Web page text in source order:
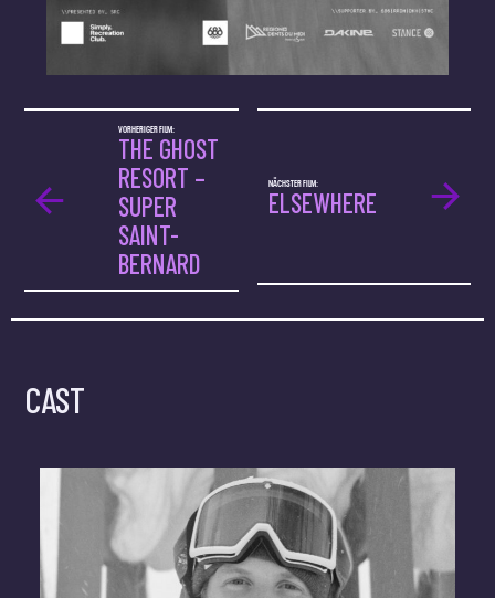
NÄCHSTER FILM:
ELSEWHERE
VORHERIGER FILM:
THE GHOST
RESORT –
SUPER
SAINT-
BERNARD
CAST